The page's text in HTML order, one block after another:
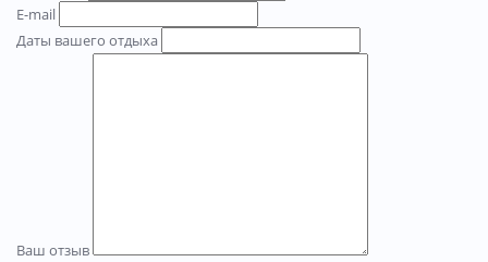
E-mail
Даты вашего отдыха
Ваш отзыв